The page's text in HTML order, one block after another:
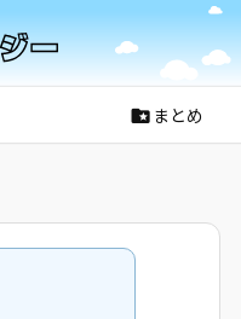
folder_specialまとめ